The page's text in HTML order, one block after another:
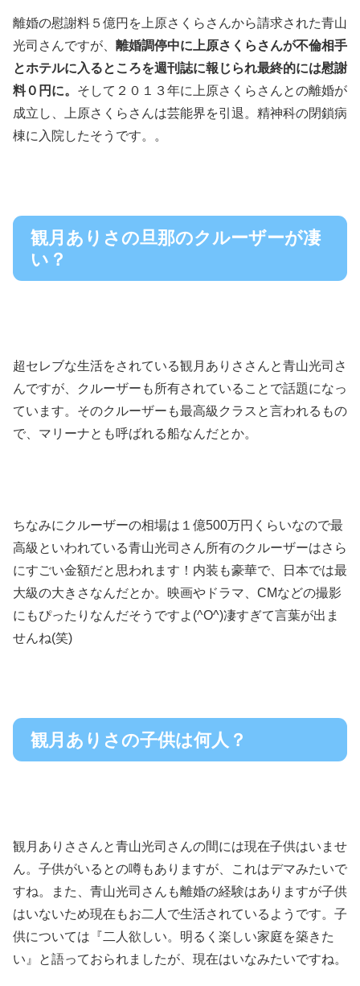
離婚の慰謝料５億円を上原さくらさんから請求された青山
光司さんですが、 離婚調停中に上原さくらさんが不倫相手
とホテルに入るところを週刊誌に報じられ最終的には慰謝
料０円に。 そして２０１３年に上原さくらさんとの離婚が
成立し、上原さくらさんは芸能界を引退。精神科の閉鎖病
棟に入院したそうです。。
観月ありさの旦那のクルーザーが凄
い？
超セレブな生活をされている観月ありささんと青山光司さ
んですが、クルーザーも所有されていることで話題になっ
ています。そのクルーザーも最高級クラスと言われるもの
で、マリーナとも呼ばれる船なんだとか。
ちなみにクルーザーの相場は１億500万円くらいなので最
高級といわれている青山光司さん所有のクルーザーはさら
にすごい金額だと思われます！内装も豪華で、日本では最
大級の大きさなんだとか。映画やドラマ、CMなどの撮影
にもぴったりなんだそうですよ(^O^)凄すぎて言葉が出ま
せんね(笑)
観月ありさの子供は何人？
観月ありささんと青山光司さんの間には現在子供はいませ
ん。子供がいるとの噂もありますが、これはデマみたいで
すね。また、青山光司さんも離婚の経験はありますが子供
はいないため現在もお二人で生活されているようです。子
供については『二人欲しい。明るく楽しい家庭を築きた
い』と語っておられましたが、現在はいなみたいですね。